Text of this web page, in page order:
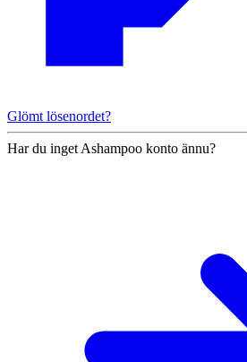
Glömt lösenordet?
Har du inget Ashampoo konto ännu?